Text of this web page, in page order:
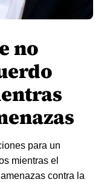
no
para un
mientras el
contra la